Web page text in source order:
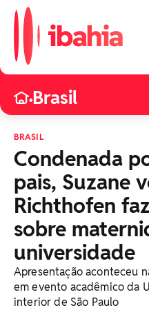
•Brasil
BRASIL
Condenada
pais, Suzane
Richthofen
sobre
universidade
Apresentação aconteceu
em evento acadêmico da
interior de São Paulo